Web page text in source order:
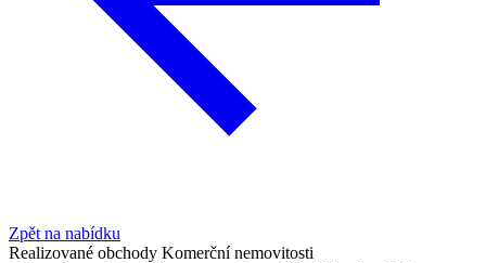
Zpět na nabídku
Realizované obchody Komerční nemovitosti